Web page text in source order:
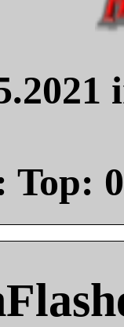
Top: 0